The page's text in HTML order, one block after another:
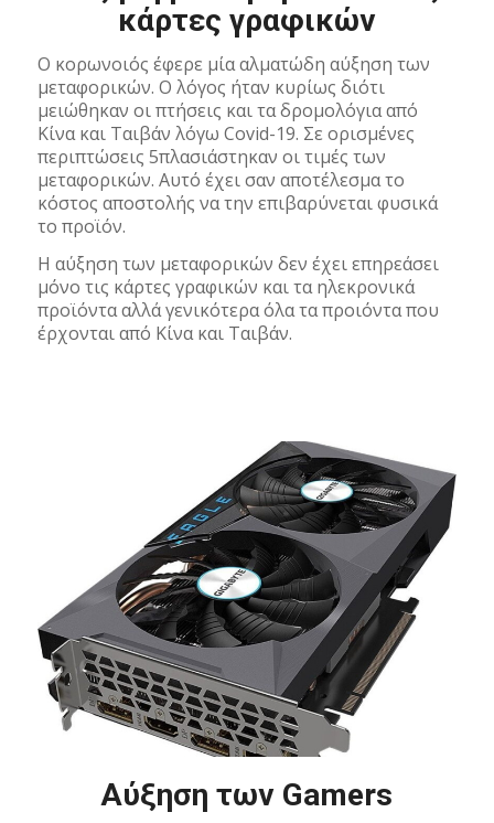
κάρτες γραφικών
Ο κορωνοιός έφερε μία αλματώδη αύξηση των
μεταφορικών. Ο λόγος ήταν κυρίως διότι
μειώθηκαν οι πτήσεις και τα δρομολόγια από
Κίνα και Ταιβάν λόγω Covid-19. Σε ορισμένες
περιπτώσεις 5πλασιάστηκαν οι τιμές των
μεταφορικών. Αυτό έχει σαν αποτέλεσμα το
κόστος αποστολής να την επιβαρύνεται φυσικά
το προϊόν.
Η αύξηση των μεταφορικών δεν έχει επηρεάσει
μόνο τις κάρτες γραφικών και τα ηλεκρονικά
προϊόντα αλλά γενικότερα όλα τα προιόντα που
έρχονται από Κίνα και Ταιβάν.
Αύξηση των Gamers